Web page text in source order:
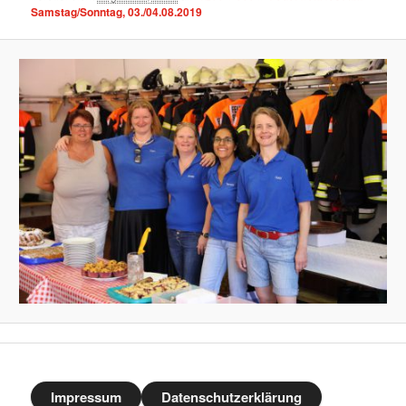
Samstag/Sonntag, 03./04.08.2019
Impressum Datenschutzerklärung